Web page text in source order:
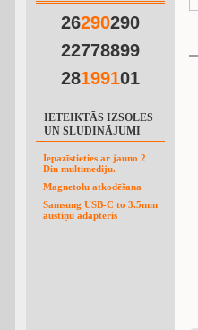
26290290
22778899
28199101
IETEIKTĀS IZSOLES
UN SLUDINĀJUMI
Iepazīstieties ar jauno 2
Din multimediju.
Magnetolu atkodēšana
Samsung USB-C to 3.5mm
austiņu adapteris